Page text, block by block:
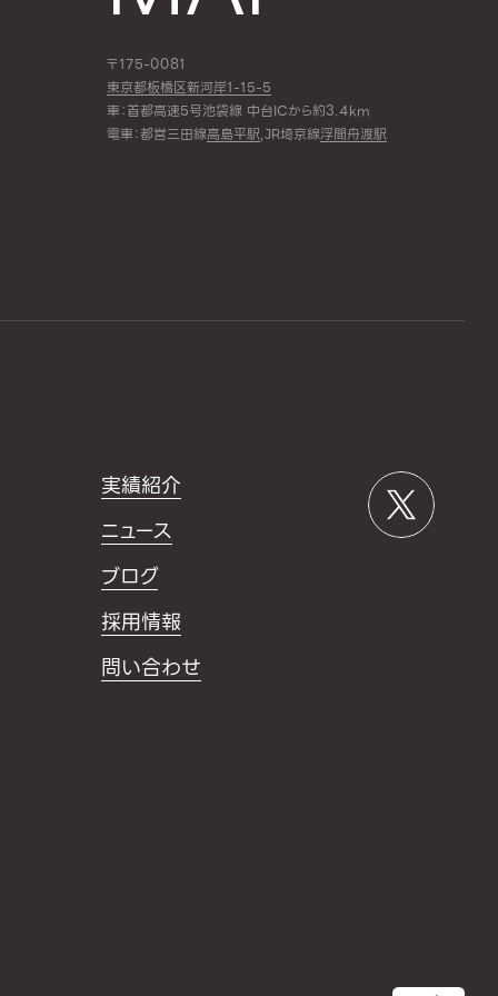
〒175-0081
東京都板橋区新河岸1-15-5
車：首都高速5号池袋線 中台ICから約3.4km
電車：都営三田線高島平駅,JR埼京線浮間舟渡駅
実績紹介
ニュース
ブログ
採用情報
問い合わせ